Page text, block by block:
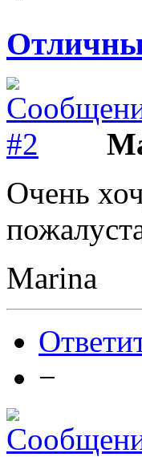
Очень
Marina
−